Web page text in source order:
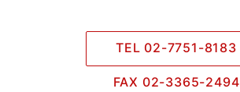
TEL 02-7751-8183
FAX 02-3365-2494